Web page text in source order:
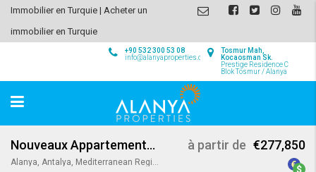
Immobilier en Turquie | Acheter un
immobilier en Turquie
Tosmur Mah,
Kocaosman Sk.
Prestige Residence C
Blok Tosmur / Alanya
+90 532 300 53 08
info@alanyaproperties.com
Nouveaux Appartements de Luxe Centre-Ville Alanya
Alanya, Antalya, Mediterranean Region, 74000, Turkey
à partir de €277,850